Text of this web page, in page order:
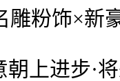
饰×新豪
进步·将